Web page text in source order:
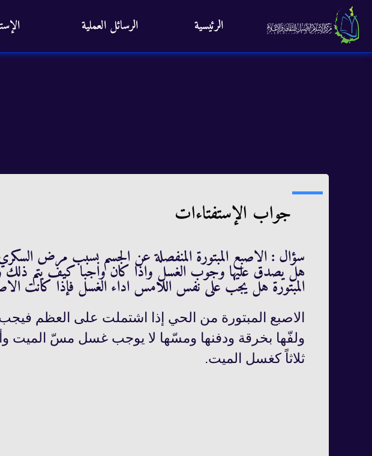
الرئيسية الرسائل العملية
جواب الإستفتاءات
سؤال : الاصبع المبتورة المنفصلة عن الجسم بسبب مرض
هل يصدق عليها وجوب الغسل واذا كان واجبا كيف يتم ذلك
المبتورة هل يجب على نفس اللامس اداء الغسل فإذا كانت
الاصبع المبتورة من الحي إذا اشتملت على العظم
ولفّها بخرقة ودفنها ومسّها لا يوجب غسل مسّ الميت
ثلاثاً كغسل الميت.